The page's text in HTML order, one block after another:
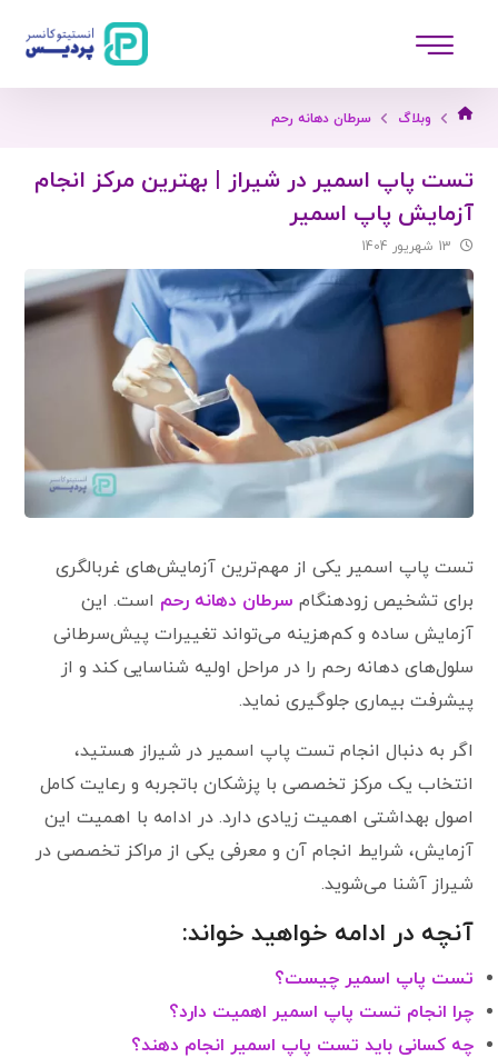
وبلاگ سرطان دهانه رحم
تست پاپ اسمیر در شیراز | بهترین مرکز انجام
آزمایش پاپ اسمیر
13 شهریور 1404
تست پاپ اسمیر یکی از مهم‌ترین آزمایش‌های غربالگری
برای تشخیص زودهنگام سرطان دهانه رحم است. این
آزمایش ساده و کم‌هزینه می‌تواند تغییرات پیش‌سرطانی
سلول‌های دهانه رحم را در مراحل اولیه شناسایی کند و از
پیشرفت بیماری جلوگیری نماید.
اگر به دنبال انجام تست پاپ اسمیر در شیراز هستید،
انتخاب یک مرکز تخصصی با پزشکان باتجربه و رعایت کامل
اصول بهداشتی اهمیت زیادی دارد. در ادامه با اهمیت این
آزمایش، شرایط انجام آن و معرفی یکی از مراکز تخصصی در
شیراز آشنا می‌شوید.
آنچه در ادامه خواهید خواند:
تست پاپ اسمیر چیست؟
چرا انجام تست پاپ اسمیر اهمیت دارد؟
چه کسانی باید تست پاپ اسمیر انجام دهند؟